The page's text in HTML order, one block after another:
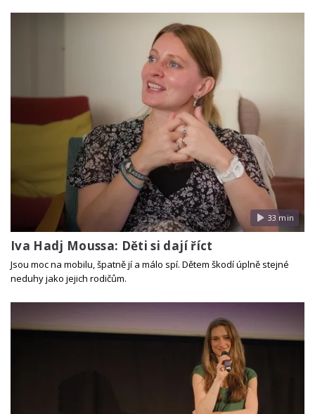
33 min
Iva Hadj Moussa: Děti si dají říct
Jsou moc na mobilu, špatně jí a málo spí. Dětem škodí úplně stejné
neduhy jako jejich rodičům.